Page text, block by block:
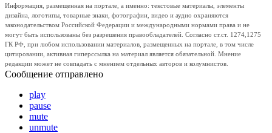
Информация, размещенная на портале, а именно: текстовые материалы, элементы
дизайна, логотипы, товарные знаки, фотографии, видео и аудио охраняются
законодательством Российской Федерации и международными нормами права и не
могут быть использованы без разрешения правообладателей. Согласно ст.ст. 1274,1275
ГК РФ, при любом использовании материалов, размещенных на портале, в том числе
цитировании, активная гиперссылка на материал является обязательной. Мнение
редакции может не совпадать с мнением отдельных авторов и колумнистов.
Сообщение отправлено
play
pause
mute
unmute